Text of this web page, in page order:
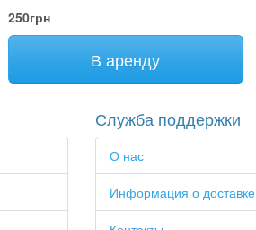
250грн
В аренду
Служба поддержки
О нас
Информация о доставке